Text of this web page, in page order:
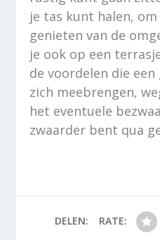
je tas kunt halen,
genieten van de
je ook op een
de voordelen die
zich meebrengen,
het eventuele
zwaarder bent qua
DELEN: RATE: